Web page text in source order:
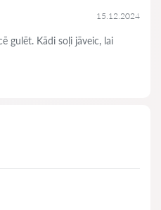
15.12.2024
gulēt. Kādi soļi jāveic, lai